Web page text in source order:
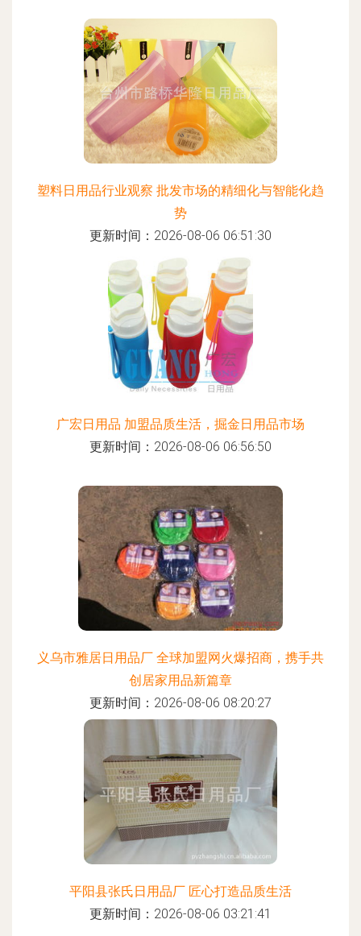
塑料日用品行业观察 批发市场的精细化与智能化趋
势
更新时间：2026-08-06 06:51:30
广宏日用品 加盟品质生活，掘金日用品市场
更新时间：2026-08-06 06:56:50
义乌市雅居日用品厂 全球加盟网火爆招商，携手共
创居家用品新篇章
更新时间：2026-08-06 08:20:27
平阳县张氏日用品厂 匠心打造品质生活
更新时间：2026-08-06 03:21:41